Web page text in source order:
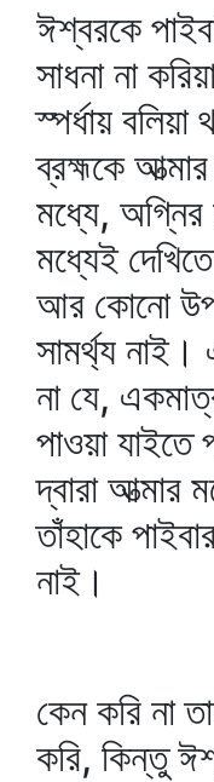
ঈশ্বরকে
সাধনা না
স্পর্ধায় বলিয়া
ব্রহ্মকে
মধ্যে, অগ্নির
মধ্যেই
আর কোনো
সামর্থ্য
না যে,
পাওয়া যাইতে
দ্বারা আত্মার
তাঁহাকে
নাই।
কেন করি না
করি, কিন্তু